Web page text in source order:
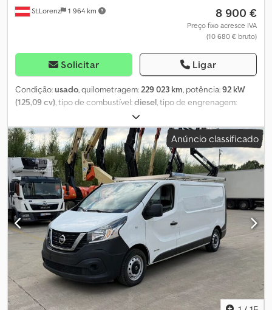
St.Lorenz 1 964 km 8 900 €
Preço fixo acresce IVA
(10 680 € bruto)
Solicitar Ligar
Condição:usado, quilometragem: 229 023 km, potência:92 kW
(125,09 cv) , tipo de combustível:diesel , tipo de engrenagem:
07/2014
07/2026, classe de emissão:Euro 5, cor:cinzento, número de
lugares:9, Equipamento:ABS, ar condicionado, fecho
centralizado, filtro de partículas, programa eletrónico de
estabilidade (ESP), sistema imobilizador, * Nissan NV400 Kombi, 9
lugares, com rampa de acesso (adaptado para deficientes) * 1º
proprietário, veículo austríaco * Euro 5b * Peso em vazio: 2113 kg -
Peso bruto: 2980 kg * Carga de reboque: 2500 kg - Distância
entre eixos: 3182 mm * Todas as informações sujeitas a alterações
* Erros e vendas prévias reservadas * Número interno: 71
Dodszrklxspfx Aa Rekr Equipamento especial: Pacote Cool &
Sound, Sistema de áudio: rádio com leitor de CD com Bluetooth,
sistema mãos-livres Bluetooth, porta-luvas com função de
arrefecimento, pintura metalizada Outro equipamento: Prateleira
superior, airbag do lado do passageiro, airbag do lado do
condutor, espelhos exteriores ajustáveis e aquecidos
Anúncio classificado